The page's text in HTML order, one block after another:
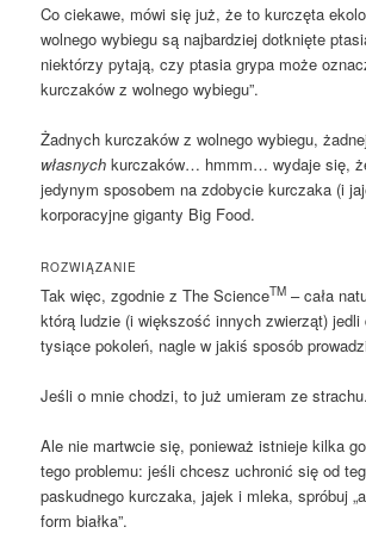
Co ciekawe, mówi się już, że to kurczęta
wolnego wybiegu są najbardziej dotknięte
niektórzy pytają, czy ptasia grypa może
kurczaków z wolnego wybiegu”.
Żadnych kurczaków z wolnego wybiegu,
własnych kurczaków… hmmm… wydaje się,
jedynym sposobem na zdobycie kurczaka (i
korporacyjne giganty Big Food.
ROZWIĄZANIE
Tak więc, zgodnie z The ScienceTM – cała
którą ludzie (i większość innych zwierząt) jedli
tysiące pokoleń, nagle w jakiś sposób
Jeśli o mnie chodzi, to już umieram ze strachu.
Ale nie martwcie się, ponieważ istnieje kilka
tego problemu: jeśli chcesz uchronić się od
paskudnego kurczaka, jajek i mleka, spróbuj
form białka”.